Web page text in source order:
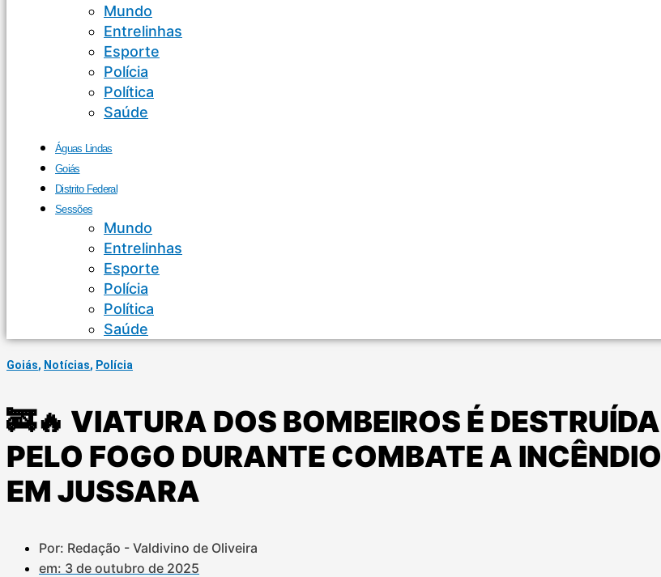
Mundo
Entrelinhas
Esporte
Polícia
Política
Saúde
Águas Lindas
Goiás
Distrito Federal
Sessões
Mundo
Entrelinhas
Esporte
Polícia
Política
Saúde
Goiás, Notícias, Polícia
🚒🔥 VIATURA DOS BOMBEIROS É DESTRUÍDA
PELO FOGO DURANTE COMBATE A INCÊNDIO
EM JUSSARA
Por: Redação - Valdivino de Oliveira
em: 3 de outubro de 2025